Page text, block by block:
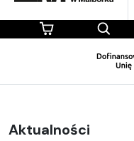
Aktualności